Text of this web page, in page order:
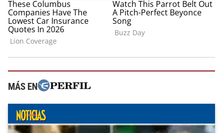
MÁS EN